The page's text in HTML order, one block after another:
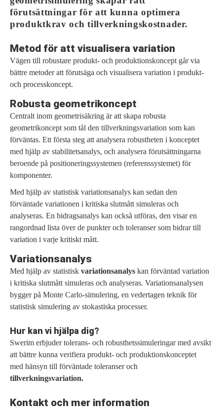
förutsättningar för att kunna optimera
produktkrav och tillverkningskostnader.
Metod för att visualisera variation
Vägen till robustare produkt- och produktionskoncept går via
bättre metoder att förutsäga och visualisera variation i produkt-
och processkoncept.
Robusta geometrikoncept
Centralt inom geometrisäkring är att skapa robusta
geometrikoncept som tål den tillverkningsvariation som kan
förväntas. Ett första steg att analysera robustheten i konceptet
med hjälp av stabilitetsanalys, och analysera förutsättningarna
beroende på positioneringssystemen (referenssystemet) för
komponenter.
Med hjälp av statistisk variationsanalys kan sedan den
förväntade variationen i kritiska slutmått simuleras och
analyseras. En bidragsanalys kan också utföras, den visar en
rangordnad lista över de punkter och toleranser som bidrar till
variation i varje kritiskt mått.
Variationsanalys
Med hjälp av statistisk variationsanalys kan förväntad variation
i kritiska slutmått simuleras och analyseras. Variationsanalysen
bygger på Monte Carlo-simulering, en vedertagen teknik för
statistisk simulering av stokastiska processer.
Hur kan vi hjälpa dig?
Swerim erbjuder tolerans- och robusthetssimuleringar med avsikt
att bättre kunna verifiera produkt- och produktionskonceptet
med hänsyn till förväntade toleranser och
tillverkningsvariation.
Kontakt och mer information